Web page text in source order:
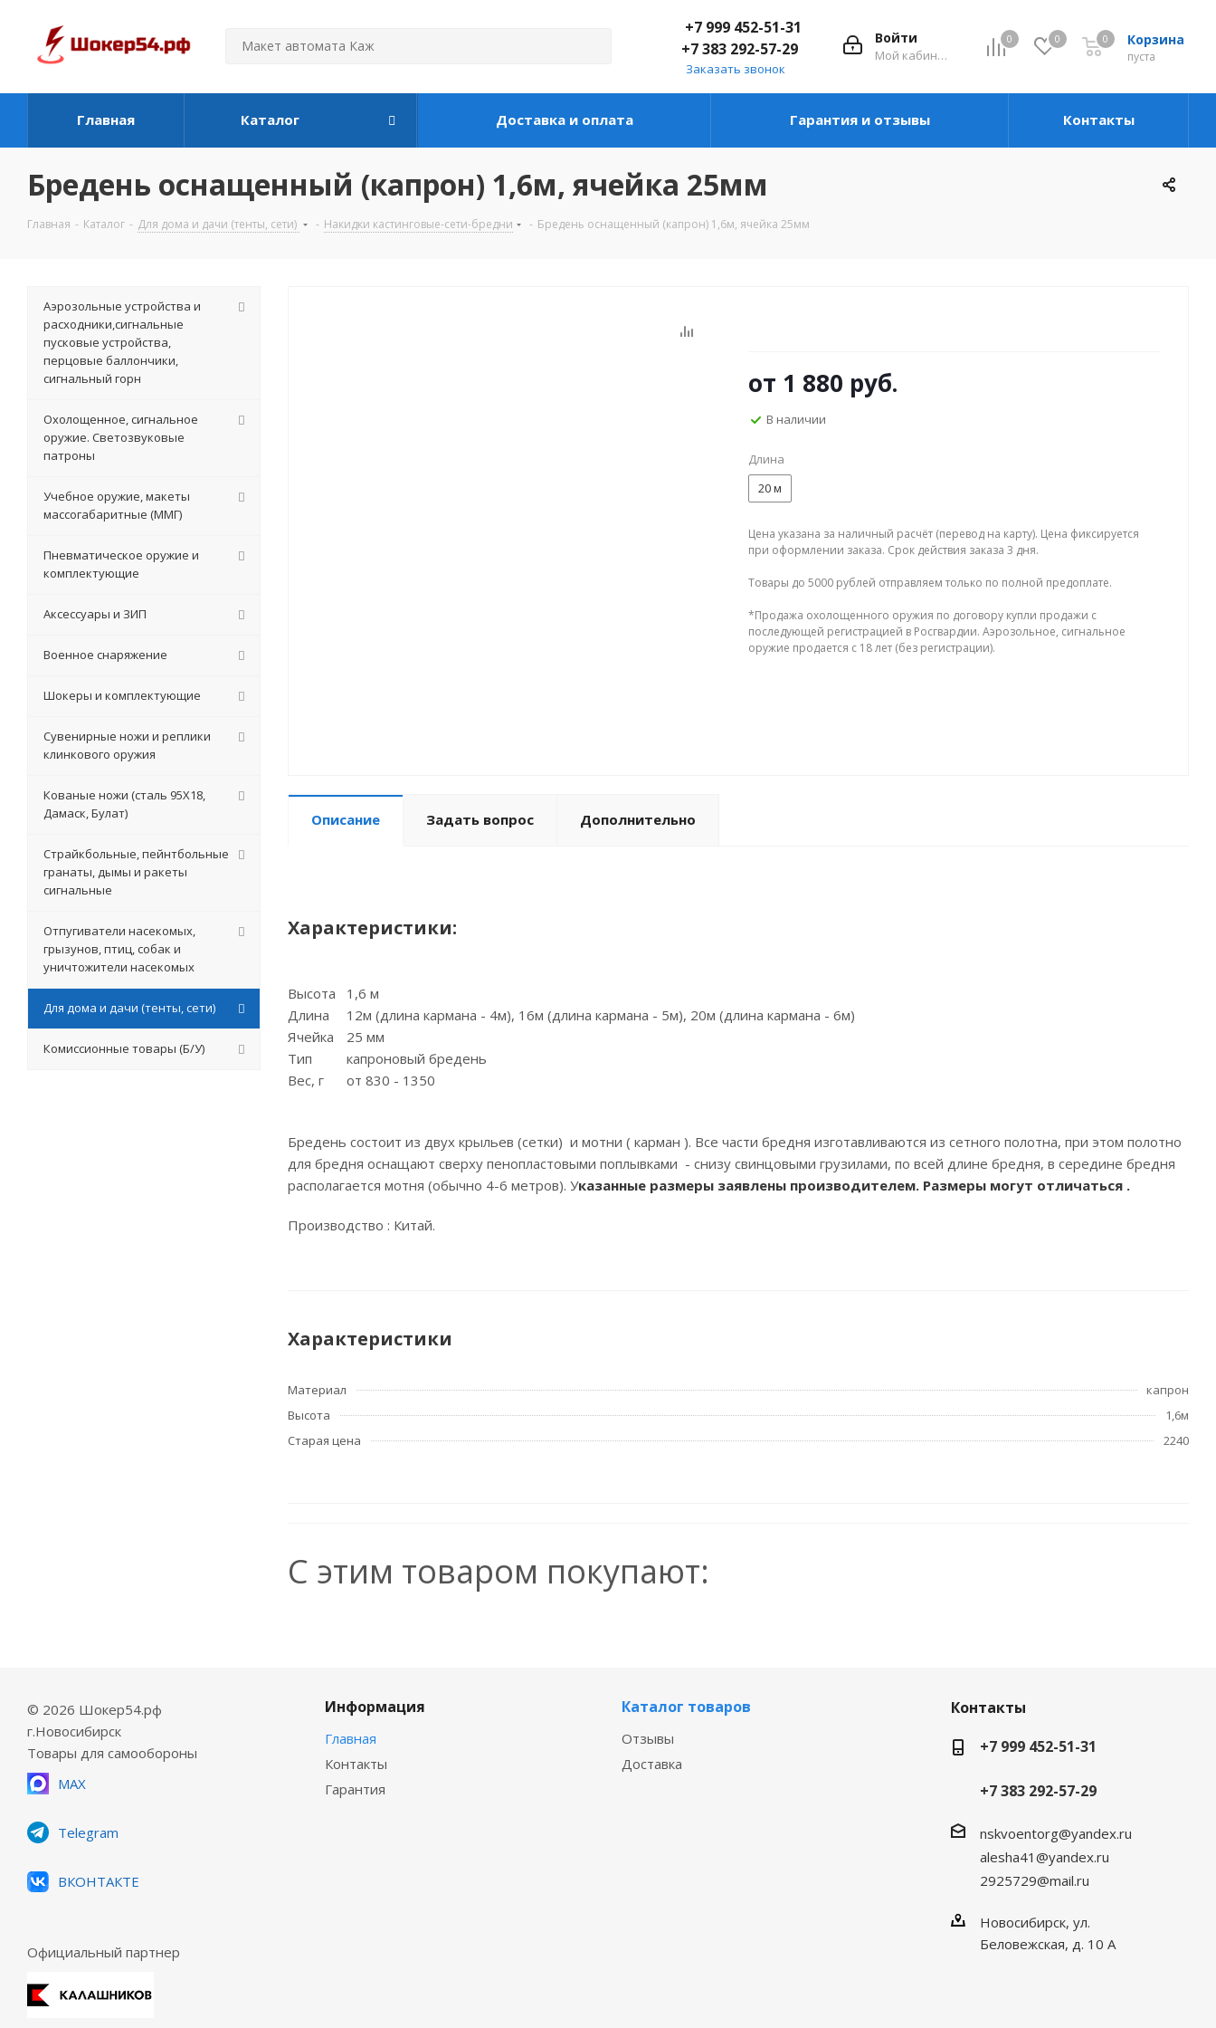
0 0 Корзина
пуста
0
Войти
Мой кабинет
+7 999 452-51-31
+7 383 292-57-29
Заказать звонок
Главная Каталог Доставка и оплата Гарантия и отзывы Контакты
Бредень оснащенный (капрон) 1,6м, ячейка 25мм
Главная - Каталог - Для дома и дачи (тенты, сети) - Накидки кастинговые-сети-бредни - Бредень оснащенный (капрон) 1,6м, ячейка 25мм
от 1 880 руб.
В наличии
Длина
20 м
Цена указана за наличный расчёт (перевод на карту). Цена фиксируется
при оформлении заказа. Срок действия заказа 3 дня.
Товары до 5000 рублей отправляем только по полной предоплате.
*Продажа охолощенного оружия по договору купли продажи с
последующей регистрацией в Росгвардии. Аэрозольное, сигнальное
оружие продается с 18 лет (без регистрации).
Описание Задать вопрос Дополнительно
Характеристики:
Высота 1,6 м
Длина
12м (длина кармана - 4м), 16м (длина кармана - 5м), 20м (длина кармана - 6м)
Ячейка
25 мм
Тип
капроновый бредень
Вес, г
от 830 - 1350
Бредень состоит из двух крыльев (сетки) и мотни ( карман ). Все части бредня изготавливаются из сетного полотна, при этом полотно
для бредня оснащают сверху пенопластовыми поплывками - снизу свинцовыми грузилами, по всей длине бредня, в середине бредня
располагается мотня (обычно 4-6 метров). Указанные размеры заявлены производителем. Размеры могут отличаться .
Производство : Китай.
Характеристики
Материал
капрон
Высота
1,6м
Старая цена
2240
С этим товаром покупают:
Аэрозольные устройства и
расходники,сигнальные
пусковые устройства,
перцовые баллончики,
сигнальный горн
Охолощенное, сигнальное
оружие. Светозвуковые
патроны
Учебное оружие, макеты
массогабаритные (ММГ)
Пневматическое оружие и
комплектующие
Аксессуары и ЗИП
Военное снаряжение
Шокеры и комплектующие
Сувенирные ножи и реплики
клинкового оружия
Кованые ножи (сталь 95Х18,
Дамаск, Булат)
Страйкбольные, пейнтбольные
гранаты, дымы и ракеты
сигнальные
Отпугиватели насекомых,
грызунов, птиц, собак и
уничтожители насекомых
Для дома и дачи (тенты, сети)
Комиссионные товары (Б/У)
© 2026 Шокер54.рф
г.Новосибирск
Товары для самообороны
MAX
Telegram
ВКОНТАКТЕ
Официальный партнер
Информация
Главная
Контакты
Гарантия
Каталог товаров
Отзывы
Доставка
Контакты
+7 999 452-51-31
+7 383 292-57-29
nskvoentorg@yandex.ru
alesha41@yandex.ru
2925729@mail.ru
Новосибирск, ул.
Беловежская, д. 10 А